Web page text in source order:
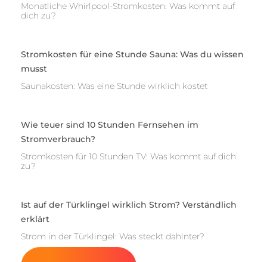
Monatliche Whirlpool-Stromkosten: Was kommt auf
dich zu?
Stromkosten für eine Stunde Sauna: Was du wissen
musst
Saunakosten: Was eine Stunde wirklich kostet
Wie teuer sind 10 Stunden Fernsehen im
Stromverbrauch?
Stromkosten für 10 Stunden TV: Was kommt auf dich
zu?
Ist auf der Türklingel wirklich Strom? Verständlich
erklärt
Strom in der Türklingel: Was steckt dahinter?